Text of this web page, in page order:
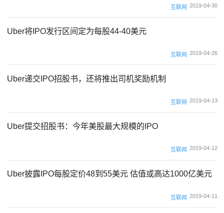
互联网 2019-04-30
Uber将IPO发行区间定为每股44-40美元
互联网 2019-04-26
Uber递交IPO招股书，还将推出司机奖励机制
互联网 2019-04-13
Uber提交招股书：今年美股最大规模的IPO
互联网 2019-04-12
Uber披露IPO每股定价48到55美元 估值或高达1000亿美元
互联网 2019-04-11